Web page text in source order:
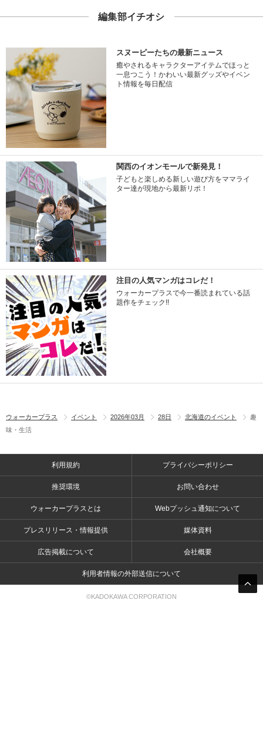
編集部イチオシ
スヌーピーたちの最新ニュース
癒やされるキャラクターアイテムでほっと
一息つこう！かわいい最新グッズやイベン
ト情報を毎日配信
関西のイオンモールで新発見！
子どもと楽しめる新しい遊び方をママライ
ター達が現地から最新リポ！
注目の人気マンガはコレだ！
ウォーカープラスで今一番読まれている話
題作をチェック!!
ウォーカープラス イベント 2026年03月 28日 北海道のイベント
趣
味・生活
利用規約 プライバシーポリシー
推奨環境 お問い合わせ
ウォーカープラスとは Webプッシュ通知について
プレスリリース・情報提供 媒体資料
広告掲載について 会社概要
利用者情報の外部送信について
©KADOKAWA CORPORATION